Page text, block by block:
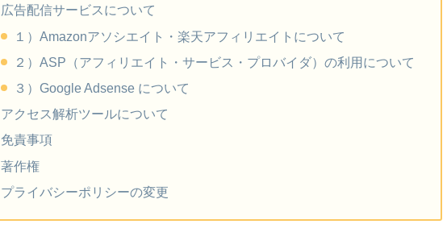
広告配信サービスについて
１）Amazonアソシエイト・楽天アフィリエイトについて
２）ASP（アフィリエイト・サービス・プロバイダ）の利用について
３）Google Adsense について
アクセス解析ツールについて
免責事項
著作権
プライバシーポリシーの変更